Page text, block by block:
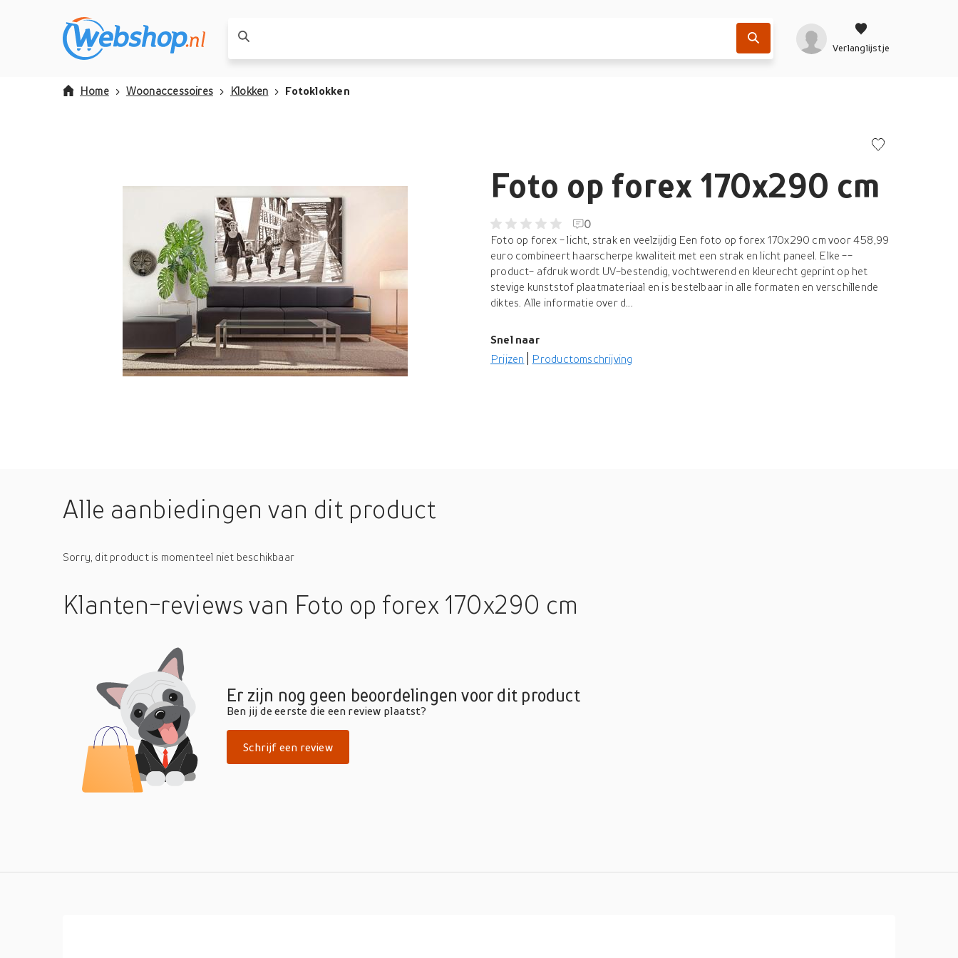
Verlanglijstje
Home Woonaccessoires Klokken Fotoklokken
Foto op forex 170x290 cm
0
Foto op forex - licht, strak en veelzijdig Een foto op forex 170x290 cm voor 458,99
euro combineert haarscherpe kwaliteit met een strak en licht paneel. Elke --
product- afdruk wordt UV-bestendig, vochtwerend en kleurecht geprint op het
stevige kunststof plaatmateriaal en is bestelbaar in alle formaten en verschillende
diktes. Alle informatie over d...
Snel naar
Prijzen
Productomschrijving
Alle aanbiedingen van dit product
Sorry, dit product is momenteel niet beschikbaar
Klanten-reviewsvan Foto op forex 170x290 cm
Er zijn nog geen beoordelingen voor dit product
Ben jij de eerste die een review plaatst?
Schrijf een review